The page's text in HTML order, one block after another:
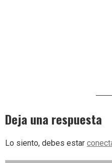
Deja una respuesta
Lo siento, debes estar